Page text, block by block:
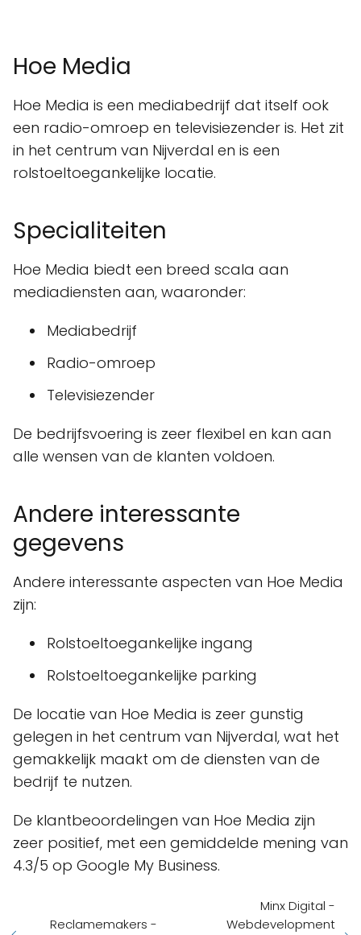
Hoe Media
Hoe Media is een mediabedrijf dat itself ook
een radio-omroep en televisiezender is. Het zit
in het centrum van Nijverdal en is een
rolstoeltoegankelijke locatie.
Specialiteiten
Hoe Media biedt een breed scala aan
mediadiensten aan, waaronder:
Mediabedrijf
Radio-omroep
Televisiezender
De bedrijfsvoering is zeer flexibel en kan aan
alle wensen van de klanten voldoen.
Andere interessante
gegevens
Andere interessante aspecten van Hoe Media
zijn:
Rolstoeltoegankelijke ingang
Rolstoeltoegankelijke parking
De locatie van Hoe Media is zeer gunstig
gelegen in het centrum van Nijverdal, wat het
gemakkelijk maakt om de diensten van de
bedrijf te nutzen.
De klantbeoordelingen van Hoe Media zijn
zeer positief, met een gemiddelde mening van
4.3/5 op Google My Business.
Reclamemakers -
Minx Digital -
Webdevelopment